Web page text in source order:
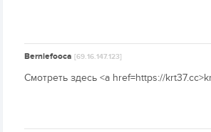
Berniefooca[69.16.147.123]
Смотреть здесь <a href=https://